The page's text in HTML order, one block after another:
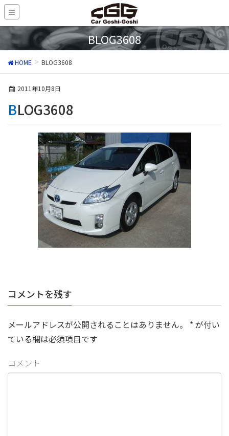
BLOG3608
HOME BLOG3608
2011年10月8日
BLOG3608
コメントを残す
メールアドレスが公開されることはありません。 *が付い
ている欄は必須項目です
コメント